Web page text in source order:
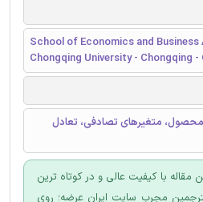
School of Economics and
Chongqing University - Chongqing -
متغیرهای تصادفی، تعادل
مقاله با کیفیت عالی و در کوتاه ترین
مجرب سایت ایران عرضه؛ روی